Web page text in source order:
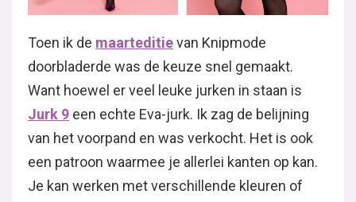
Toen ik de maarteditievan Knipmode
doorbladerde was de keuze snel gemaakt.
Want hoewel er veel leuke jurken in staan is
Jurk 9 een echte Eva-jurk. Ik zag de belijning
van het voorpand en was verkocht. Het is ook
een patroon waarmee je allerlei kanten op kan.
Je kan werken met verschillende kleuren of